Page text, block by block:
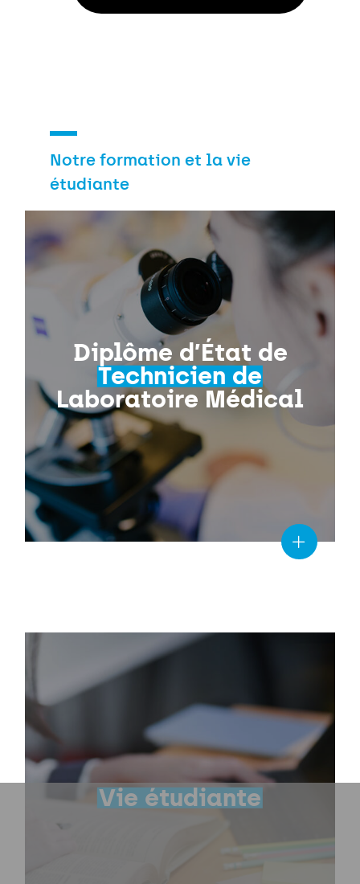
Notre formation et la vie
étudiante
Diplôme d’État de
Technicien de
Laboratoire Médical
Vie étudiante